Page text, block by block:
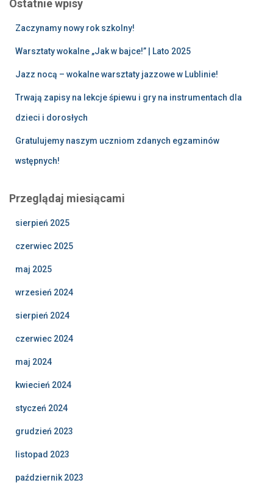
Ostatnie wpisy
Zaczynamy nowy rok szkolny!
Warsztaty wokalne „Jak w bajce!” | Lato 2025
Jazz nocą – wokalne warsztaty jazzowe w Lublinie!
Trwają zapisy na lekcje śpiewu i gry na instrumentach dla
dzieci i dorosłych
Gratulujemy naszym uczniom zdanych egzaminów
wstępnych!
Przeglądaj miesiącami
sierpień 2025
czerwiec 2025
maj 2025
wrzesień 2024
sierpień 2024
czerwiec 2024
maj 2024
kwiecień 2024
styczeń 2024
grudzień 2023
listopad 2023
październik 2023